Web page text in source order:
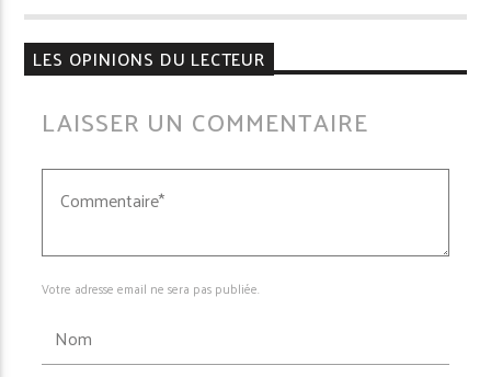
LES OPINIONS DU LECTEUR
LAISSER UN COMMENTAIRE
Votre adresse email ne sera pas publiée.